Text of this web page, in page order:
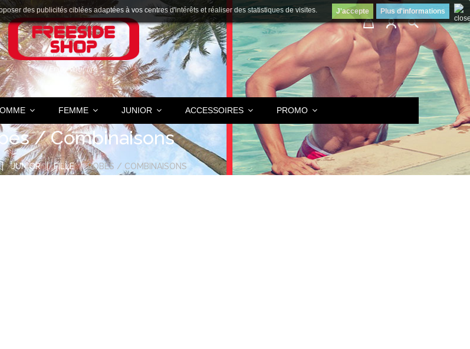
FEMME JUNIOR ACCESSOIRES PROMO
des publicités ciblées adaptées à vos centres d'intérêts et réaliser des statistiques de visites. J'accepte Plus d'informations
/ Combinaisons
JUNIOR FILLE ROBES / COMBINAISONS